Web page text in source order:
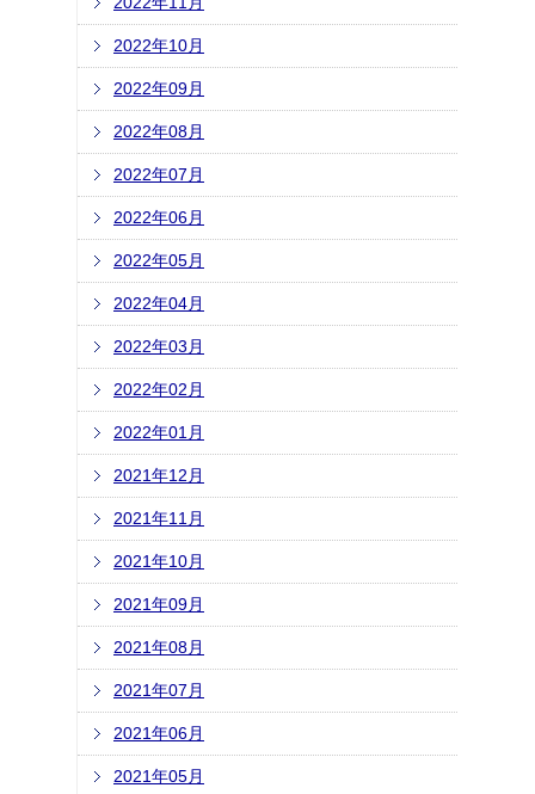
2022年10月
2022年09月
2022年08月
2022年07月
2022年06月
2022年05月
2022年04月
2022年03月
2022年02月
2022年01月
2021年12月
2021年11月
2021年10月
2021年09月
2021年08月
2021年07月
2021年06月
2021年05月